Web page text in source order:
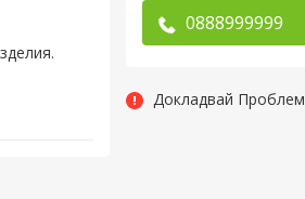
0888999999
Докладвай Проблем